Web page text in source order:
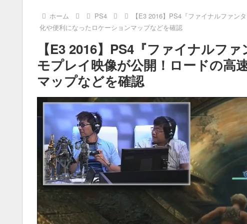
ホーム PS4
【E3 2016】PS4『ファイナルファン
化や便利になったロケーションマップなどを確認
【E3 2016】PS4『ファイナルフ
モプレイ映像が公開！ロードの高
マップなどを確認